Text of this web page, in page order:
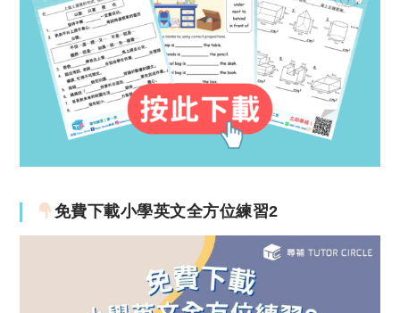
免費下載小學英文全方位練習2